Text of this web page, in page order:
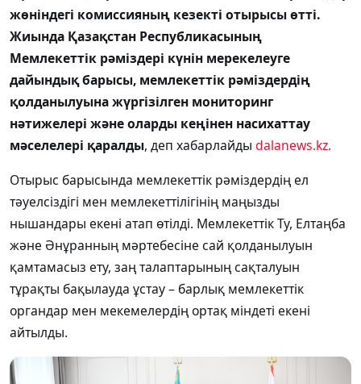
жөніндегі комиссияның кезекті отырысы өтті.
Жиында Қазақстан Республикасының
Мемлекеттік рәміздері күнін мерекелеуге
дайындық барысы, мемлекеттік рәміздердің
қолданылуына жүргізілген мониторинг
нәтижелері және оларды кеңінен насихаттау
мәселелері қаралды, деп хабарлайды dalanews.kz.
Отырыс барысында мемлекеттік рәміздердің ел
тәуелсіздігі мен мемлекеттілігінің маңызды
нышандары екені атап өтілді. Мемлекеттік Ту, Елтаңба
және Әнұранның мәртебесіне сай қолданылуын
қамтамасыз ету, заң талаптарының сақталуын
тұрақты бақылауда ұстау – барлық мемлекеттік
органдар мен мекемелердің ортақ міндеті екені
айтылды.